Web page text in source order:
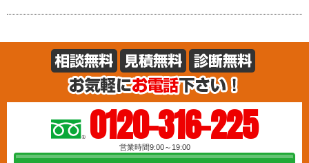
0120-316-225
営業時間9:00～19:00